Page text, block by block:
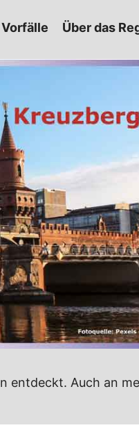
Vorfälle Über das
entdeckt. Auch an